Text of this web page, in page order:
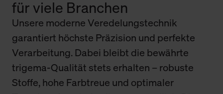
für viele Branchen
Unsere moderne Veredelungstechnik
garantiert höchste Präzision und perfekte
Verarbeitung. Dabei bleibt die bewährte
trigema-Qualität stets erhalten – robuste
Stoffe, hohe Farbtreue und optimaler